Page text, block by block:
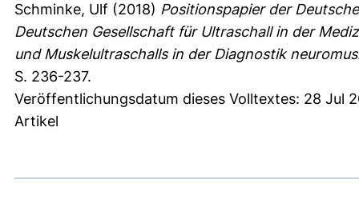
Schminke, Ulf (2018) Positionspapier der
Deutschen Gesellschaft für Ultraschall in der
und Muskelultraschalls in der Diagnostik
S. 236-237.
Veröffentlichungsdatum dieses Volltextes: 28 Jul
Artikel